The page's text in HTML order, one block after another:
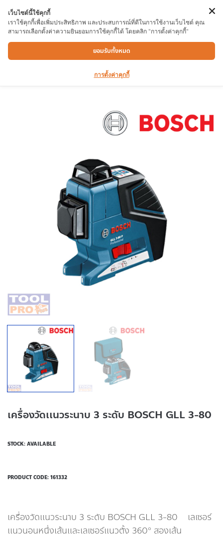
เครื่องวัดเเนวระนาบ 3 ระดับ BOSCH GLL 3-80
เครื่องวัดเเนวระนาบ 3 ระดับ BOSCH GLL 3-80
STOCK: AVAILABLE
PRODUCT CODE: 161332
เครื่องวัดเเนวระนาบ 3 ระดับ BOSCH GLL 3-80 เลเซอร์
แนวนอนหนึ่งเส้นและเลเซอร์แนวตั้ง 360° สองเส้น
เว็บไซต์นี้ใช้คุกกี้
เราใช้คุกกี้เพื่อเพิ่มประสิทธิภาพ และประสบการณ์ที่ดีในการใช้งานเว็บไซต์ คุณ
สามารถเลือกตั้งค่าความยินยอมการใช้คุกกี้ได้ โดยคลิก "การตั้งค่าคุกกี้"
ยอมรับทั้งหมด
การตั้งค่าคุกกี้